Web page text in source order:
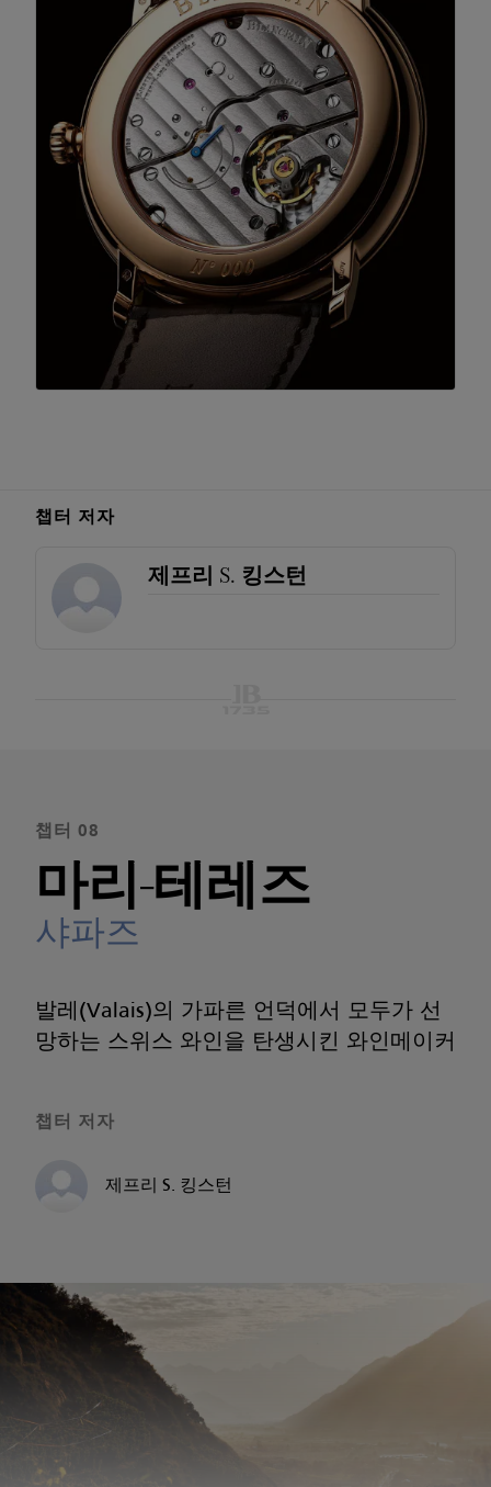
챕터 저자
제프리 S. 킹스턴
챕터 08
마리-테레즈
샤파즈
발레(Valais)의 가파른 언덕에서 모두가 선
망하는 스위스 와인을 탄생시킨 와인메이커
챕터 저자
제프리 S. 킹스턴